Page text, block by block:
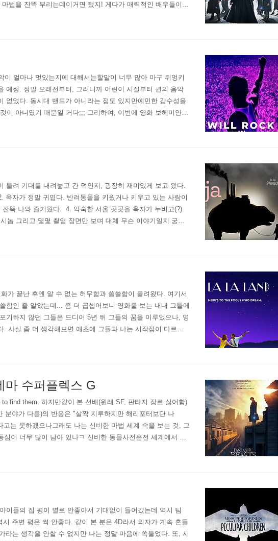
법을 잔뜩 부리는데이거면 됐지! 게다가 매력적인 배우들이
보고 나니조니 뎁의 그린델왈드도, 주드 로의 덤블도어도 개
얼마나 멋있는지에 대해서는할말이 너무 많아 마구 뒤엉키
예정. 정말 오래전부터, 그러니까 어린이 시절부터 퀸의 음악
없었다. 동시대 밴드가 아니라는 점도 있지만예민한 감수성을
이 아니였기 때문일 거다;;; 그리하여, 이번에 영화 보헤미안
해보니 그렇게 음악을 좋아하면서도 연주자 자체에 대해서
들려 기대를 내려놓고 간 덕인지, 굉장히 재미있게 보고 왔다.
자가 정말 귀엽다. 반려동물을 키웠거나 키우고 있는 사람이
뜩 나와 즐거웠다. ​ 4. 익숙한 서울 곳곳을 옥자가 누비고(?)
놉 그리고 몇몇 촬영 장면만 보며 대체 무슨 이야기일지 궁금
밌다는 반응. 7. 고기를 별로 안좋아하는 1인으..
가 끝난 후엔 알 수 없는 ​​허무함과 쓸쓸함이 몰려왔다. 여기서
함인 줄 알았는데... 좀 더 곱씹어보니 영화를 보는 내내 그들에
기하지 않던 그들은 드디어 5년 뒤 그들의 꿈을 이루었으나, 영
사실 좀 더 생각해보면 애초에 그들과 나는 시작점이 다르니
재능을 지니고 있는 사람들이었으니까. 아마 이런 저으기 찌
마 수퍼플렉스 G
find them. 하지만같이 본 선배(원래 SF, 판타지 장르 싫어함)
야가 다름)의 반응은 "살짝 지루하지만 해리포터보단 나
는 못하겠으나그래도 나는 신비한 마법 세계 속을 보는 것, 그
이 너무 많이 남아 있나ㅋ 신비한 동물사전은전 세계에서 상
지는 꽤 됐지만굳이 세계에서 가장 큰 상영..
이들의 집 평이 별로 안좋아서 기대없이 들어갔는데 역시 팀
주변 평은 썩 안좋다. 같이 본 분은 4D라서 의자가 계속 흔들
는 생각을 안할 수 없지만 나는 정말 마음에 쏙들었다. 또, 시